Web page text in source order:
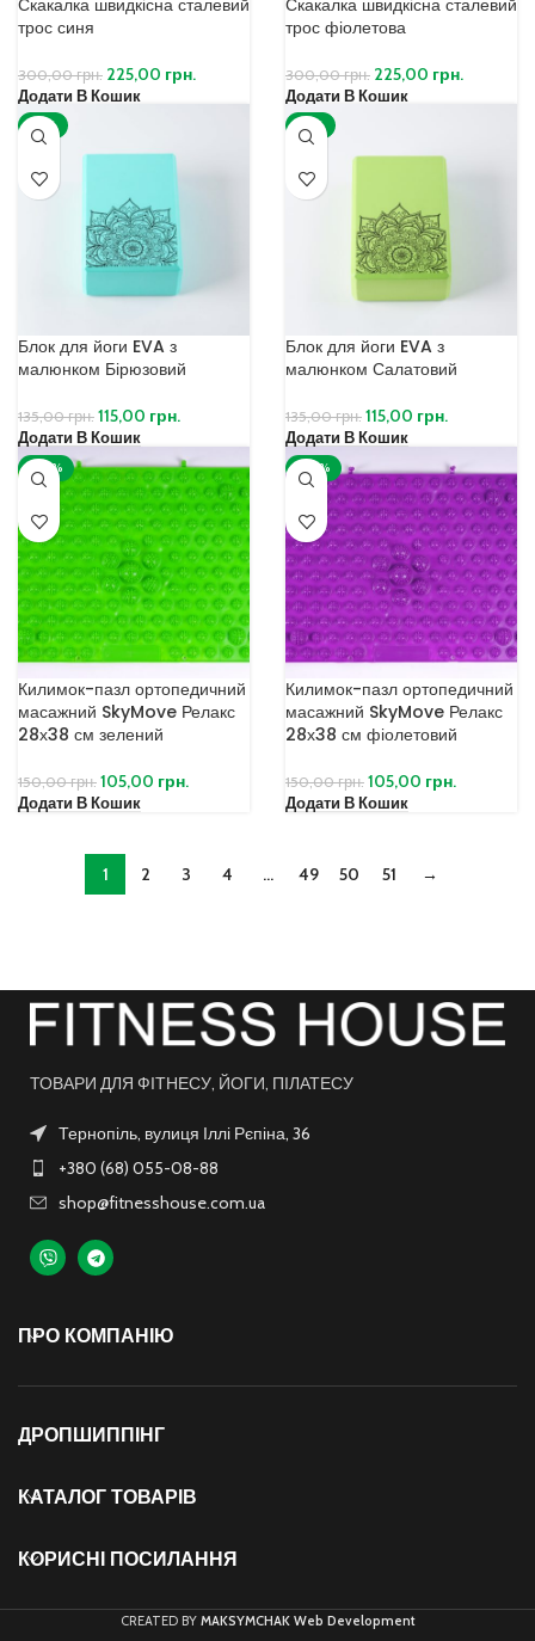
Скакалка швидкісна сталевий
трос синя
300,00грн. 225,00 грн.
Додати В Кошик
Скакалка швидкісна сталевий
трос фіолетова
300,00грн. 225,00 грн.
Додати В Кошик
-15%
Блок для йоги EVA з
малюнком Бірюзовий
135,00грн. 115,00 грн.
Додати В Кошик
-15%
Блок для йоги EVA з
малюнком Салатовий
135,00грн. 115,00 грн.
Додати В Кошик
-30%
Килимок-пазл ортопедичний
масажний SkyMove Релакс
28х38 см зелений
150,00грн. 105,00 грн.
Додати В Кошик
-30%
Килимок-пазл ортопедичний
масажний SkyMove Релакс
28х38 см фіолетовий
150,00грн. 105,00 грн.
Додати В Кошик
1 2 3 4 … 49 50 51 →
ТОВАРИ ДЛЯ ФІТНЕСУ, ЙОГИ, ПІЛАТЕСУ
Тернопіль, вулиця Іллі Рєпіна, 36
+380 (68) 055-08-88
shop@fitnesshouse.com.ua
ПРО КОМПАНІЮ
ДРОПШИППІНГ
КАТАЛОГ ТОВАРІВ
КОРИСНІ ПОСИЛАННЯ
CREATED BY MAKSYMCHAK Web Development